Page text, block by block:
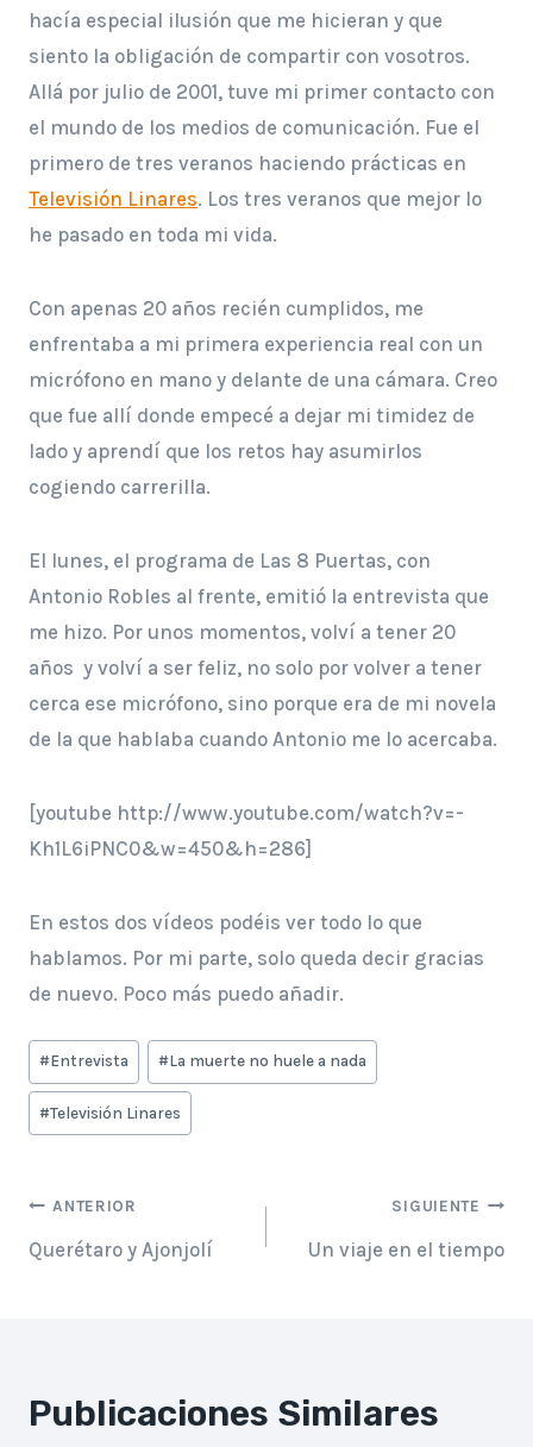
hacía especial ilusión que me hicieran y que
siento la obligación de compartir con vosotros.
Allá por julio de 2001, tuve mi primer contacto con
el mundo de los medios de comunicación. Fue el
primero de tres veranos haciendo prácticas en
Televisión Linares. Los tres veranos que mejor lo
he pasado en toda mi vida.
Con apenas 20 años recién cumplidos, me
enfrentaba a mi primera experiencia real con un
micrófono en mano y delante de una cámara. Creo
que fue allí donde empecé a dejar mi timidez de
lado y aprendí que los retos hay asumirlos
cogiendo carrerilla.
El lunes, el programa de Las 8 Puertas, con
Antonio Robles al frente, emitió la entrevista que
me hizo. Por unos momentos, volví a tener 20
años y volví a ser feliz, no solo por volver a tener
cerca ese micrófono, sino porque era de mi novela
de la que hablaba cuando Antonio me lo acercaba.
[youtube http://www.youtube.com/watch?v=-
Kh1L6iPNC0&w=450&h=286]
En estos dos vídeos podéis ver todo lo que
hablamos. Por mi parte, solo queda decir gracias
de nuevo. Poco más puedo añadir.
Etiquetas
de
la
#Entrevista #La muerte no huele a nada
#Televisión Linares
Navegación
de
ANTERIOR
Querétaro y Ajonjolí
SIGUIENTE
Un viaje en el tiempo
Publicaciones Similares